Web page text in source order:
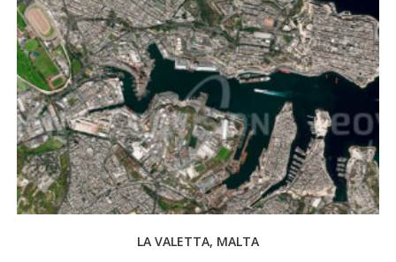
LA VALETTA, MALTA